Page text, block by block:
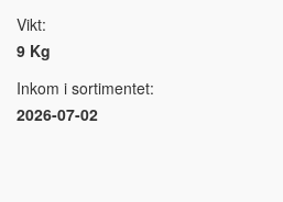
Vikt:
9 Kg
Inkom i sortimentet:
2026-07-02